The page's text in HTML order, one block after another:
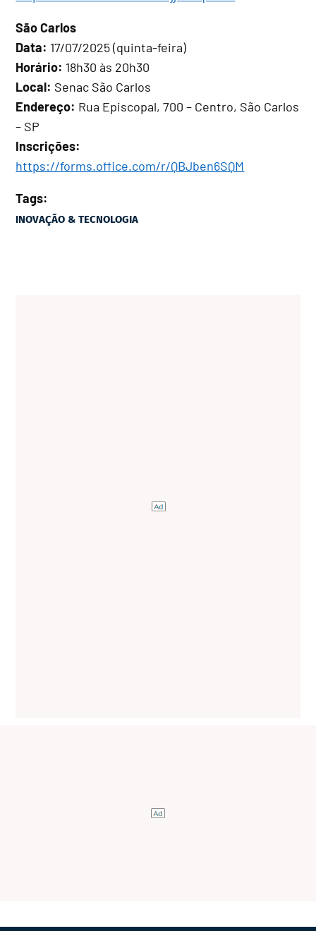
São Carlos
Data: 17/07/2025 (quinta-feira)
Horário: 18h30 às 20h30
Local: Senac São Carlos
Endereço: Rua Episcopal, 700 – Centro, São Carlos
– SP
Inscrições:
https://forms.office.com/r/QBJben6SQM
Tags:
INOVAÇÃO & TECNOLOGIA